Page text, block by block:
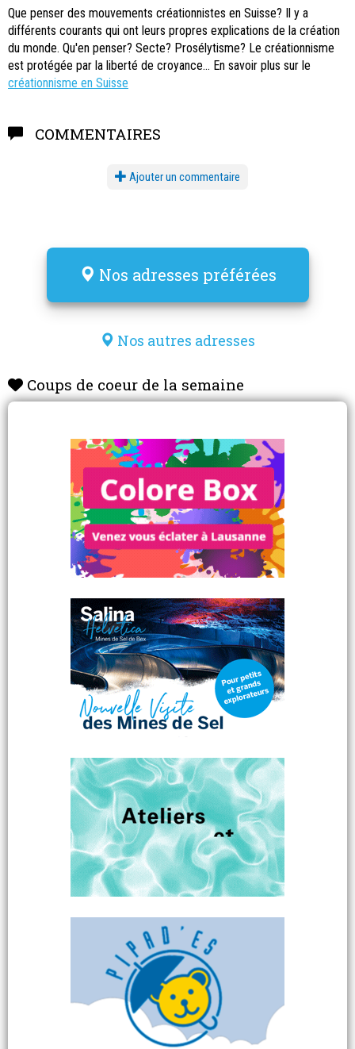
Que penser des mouvements créationnistes en Suisse? Il y a
différents courants qui ont leurs propres explications de la création
du monde. Qu'en penser? Secte? Prosélytisme? Le créationnisme
est protégée par la liberté de croyance... En savoir plus sur le
créationnisme en Suisse
COMMENTAIRES
Ajouter un commentaire
Nos adresses préférées
Nos autres adresses
Coups de coeur de la semaine